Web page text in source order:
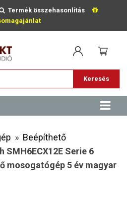
Termék összehasonlítás
Keresés
» Beépíthető
SMH6ECX12E Serie 6
mosogatógép 5 év magyar